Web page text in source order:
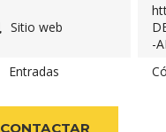
Sitio web
-
Entradas
CONTACTAR